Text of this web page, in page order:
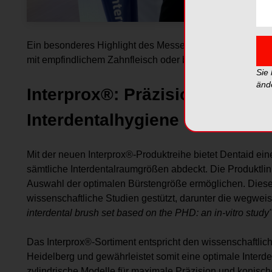
Ein besonderes Highlight des Messeauftritts ist die
mit empfindlichem Zahnfleisch oder besonderen
Interprox®: Präzision und
Interdentalhygiene
Mit der neuen Interprox®-Produktreihe bietet Dentaid
sämtliche Interdentalraumgrößen abdeckt. Die
Auswahl der optimalen Bürstengröße ermöglichen.
wissenschaftliche Studien gestützt, darunter die
interdental brush set based on the PHD: an in-vitro study"
Das Interprox®-Sortiment entspricht den
Heidelberg und gewährleistet somit eine optimale
Sie